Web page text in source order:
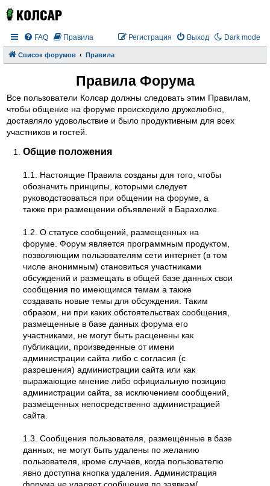
Dark mode
FAQ Правила Выход
Регистрация
Список форумов Правила
Правила Форума
Все пользователи Колсар должны следовать этим Правилам,
чтобы общение на форуме происходило дружелюбно,
доставляло удовольствие и было продуктивным для всех
участников и гостей.
Общие положения
1.1. Настоящие Правила созданы для того, чтобы
обозначить принципы, которыми следует
руководствоваться при общении на форуме, а
также при размещении объявлений в Барахолке.
1.2. О статусе сообщений, размещенных на
форуме. Форум является программным продуктом,
позволяющим пользователям сети интернет (в том
числе анонимным) становиться участниками
обсуждений и размещать в общей базе данных свои
сообщения по имеющимся темам а также
создавать новые темы для обсуждения. Таким
образом, ни при каких обстоятельствах сообщения,
размещенные в базе данных форума его
участниками, не могут быть расценены как
публикации, произведенные от имени
администрации сайта либо с согласия (с
разрешения) администрации сайта или как
выражающие мнение либо официальную позицию
администрации сайта, за исключением сообщений,
размещенных непосредственно администрацией
сайта.
1.3. Сообщения пользователя, размещённые в базе
данных, не могут быть удалены по желанию
пользователя, кроме случаев, когда пользователю
явно доступна кнопка удаления. Администрация